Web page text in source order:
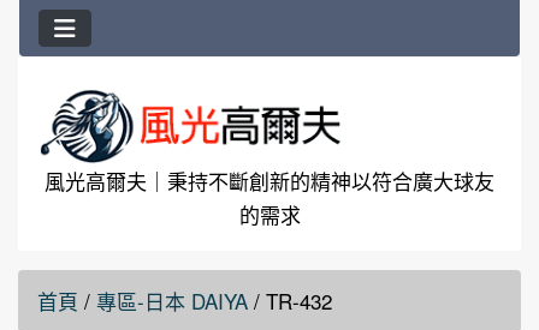
風光高爾夫｜秉持不斷創新的精神以符合廣大球友
的需求
首頁 / 專區-日本 DAIYA / TR-432